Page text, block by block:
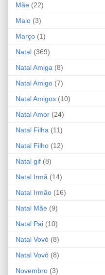
Mãe (22)
Maio (3)
Março (1)
Natal (369)
Natal Amiga (8)
Natal Amigo (7)
Natal Amigos (10)
Natal Amor (24)
Natal Filha (11)
Natal Filho (12)
Natal gif (8)
Natal Irmã (14)
Natal Irmão (16)
Natal Mãe (9)
Natal Pai (10)
Natal Vovó (8)
Natal Vovô (8)
Novembro (3)